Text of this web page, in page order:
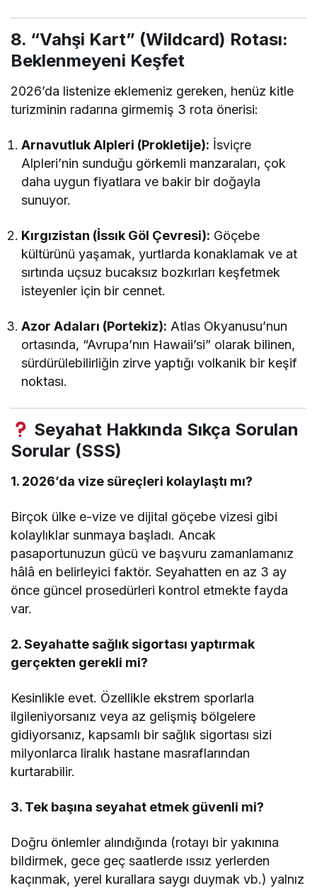
8. “Vahşi Kart” (Wildcard) Rotası:
Beklenmeyeni Keşfet
2026’da listenize eklemeniz gereken, henüz kitle
turizminin radarına girmemiş 3 rota önerisi:
Arnavutluk Alpleri (Prokletije): İsviçre
Alpleri’nin sunduğu görkemli manzaraları, çok
daha uygun fiyatlara ve bakir bir doğayla
sunuyor.
Kırgızistan (İssık Göl Çevresi): Göçebe
kültürünü yaşamak, yurtlarda konaklamak ve at
sırtında uçsuz bucaksız bozkırları keşfetmek
isteyenler için bir cennet.
Azor Adaları (Portekiz): Atlas Okyanusu’nun
ortasında, “Avrupa’nın Hawaii’si” olarak bilinen,
sürdürülebilirliğin zirve yaptığı volkanik bir keşif
noktası.
Seyahat Hakkında Sıkça Sorulan
Sorular (SSS)
1. 2026’da vize süreçleri kolaylaştı mı?
Birçok ülke e-vize ve dijital göçebe vizesi gibi
kolaylıklar sunmaya başladı. Ancak
pasaportunuzun gücü ve başvuru zamanlamanız
hâlâ en belirleyici faktör. Seyahatten en az 3 ay
önce güncel prosedürleri kontrol etmekte fayda
var.
2. Seyahatte sağlık sigortası yaptırmak
gerçekten gerekli mi?
Kesinlikle evet. Özellikle ekstrem sporlarla
ilgileniyorsanız veya az gelişmiş bölgelere
gidiyorsanız, kapsamlı bir sağlık sigortası sizi
milyonlarca liralık hastane masraflarından
kurtarabilir.
3. Tek başına seyahat etmek güvenli mi?
Doğru önlemler alındığında (rotayı bir yakınına
bildirmek, gece geç saatlerde ıssız yerlerden
kaçınmak, yerel kurallara saygı duymak vb.) yalnız